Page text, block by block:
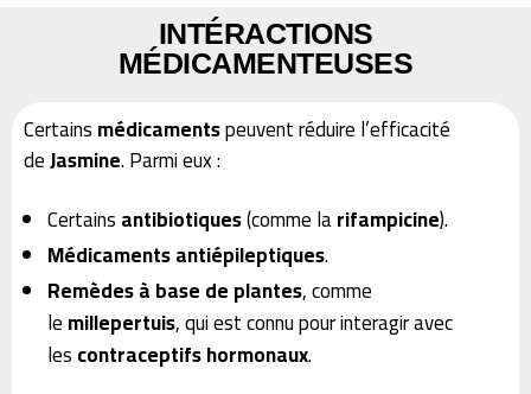
INTÉRACTIONS
MÉDICAMENTEUSES
Certainsmédicamentspeuvent réduire l’efficacité
deJasmine. Parmi eux :
Certainsantibiotiques(comme larifampicine).
Médicaments antiépileptiques.
Remèdes à base de plantes, comme
lemillepertuis, qui est connu pour interagir avec
lescontraceptifs hormonaux.